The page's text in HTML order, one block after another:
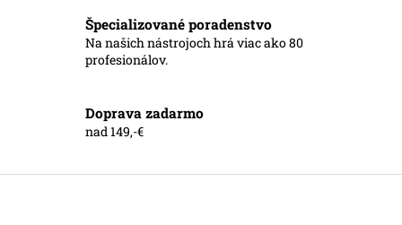
k
y
i
s
Špecializované poradenstvo
Na našich nástrojoch hrá viac ako 80
profesionálov.
Doprava zadarmo
nad 149,-€
Z